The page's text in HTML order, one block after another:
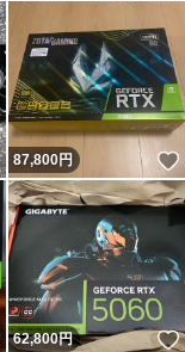
いいね！
87,800円
いいね！
62,800円